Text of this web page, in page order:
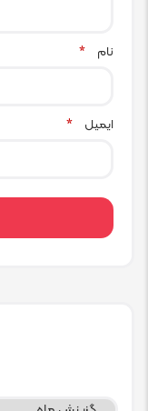
نام *
ایمیل *
بایگانی